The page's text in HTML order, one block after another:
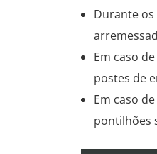
Durante
Em caso
postes de
Em caso
pontilhões